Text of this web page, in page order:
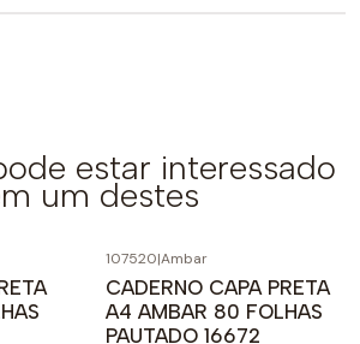
estar interessado
um destes
107520|Ambar
CADERNO CAPA PRETA
A4 AMBAR 80 FOLHAS
PAUTADO 16672